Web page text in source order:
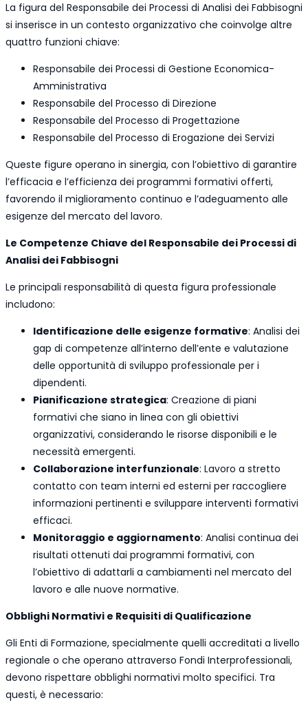
La figura del Responsabile dei Processi di Analisi dei Fabbisogni
si inserisce in un contesto organizzativo che coinvolge altre
quattro funzioni chiave:
Responsabile dei Processi di Gestione Economica-
Amministrativa
Responsabile del Processo di Direzione
Responsabile del Processo di Progettazione
Responsabile del Processo di Erogazione dei Servizi
Queste figure operano in sinergia, con l’obiettivo di garantire
l’efficacia e l’efficienza dei programmi formativi offerti,
favorendo il miglioramento continuo e l’adeguamento alle
esigenze del mercato del lavoro.
Le Competenze Chiave del Responsabile dei Processi di
Analisi dei Fabbisogni
Le principali responsabilità di questa figura professionale
includono:
Identificazione delle esigenze formative: Analisi dei
gap di competenze all’interno dell’ente e valutazione
delle opportunità di sviluppo professionale per i
dipendenti.
Pianificazione strategica: Creazione di piani
formativi che siano in linea con gli obiettivi
organizzativi, considerando le risorse disponibili e le
necessità emergenti.
Collaborazione interfunzionale: Lavoro a stretto
contatto con team interni ed esterni per raccogliere
informazioni pertinenti e sviluppare interventi formativi
efficaci.
Monitoraggio e aggiornamento: Analisi continua dei
risultati ottenuti dai programmi formativi, con
l’obiettivo di adattarli a cambiamenti nel mercato del
lavoro e alle nuove normative.
Obblighi Normativi e Requisiti di Qualificazione
Gli Enti di Formazione, specialmente quelli accreditati a livello
regionale o che operano attraverso Fondi Interprofessionali,
devono rispettare obblighi normativi molto specifici. Tra
questi, è necessario: